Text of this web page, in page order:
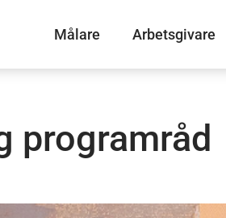
Målare Arbetsgivare
programråd